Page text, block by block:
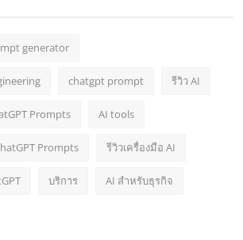
generator
chatgpt prompt รีวิว AI
Prompts AI tools
Prompts รีวิวเครื่องมือ AI
บริการ AI สำหรับธุรกิจ